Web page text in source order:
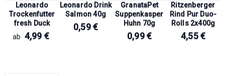
Leonardo
Trockenfutter
fresh Duck
ab 4,99 €
Leonardo Drink
Salmon 40g
0,59€
GranataPet
Suppenkasper
Huhn 70g
0,99€
Ritzenberger
Rind Pur Duo-
Rolls 2x400g
4,55€